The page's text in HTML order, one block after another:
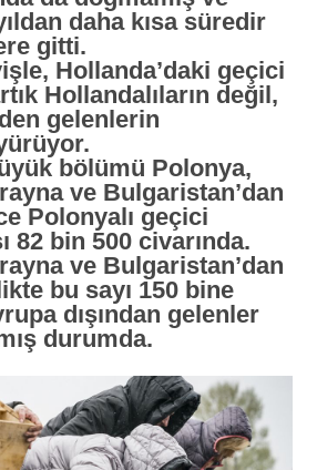
daha kısa süredir
gitti.
Hollanda’daki geçici
Hollandalıların değil,
gelenlerin
bölümü Polonya,
ve Bulgaristan’dan
Polonyalı geçici
82 bin 500 civarında.
ve Bulgaristan’dan
bu sayı 150 bine
dışından gelenler
durumda.